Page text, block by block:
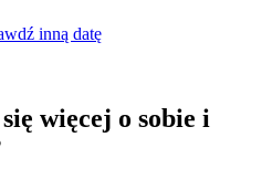
inną datę
więcej o sobie i